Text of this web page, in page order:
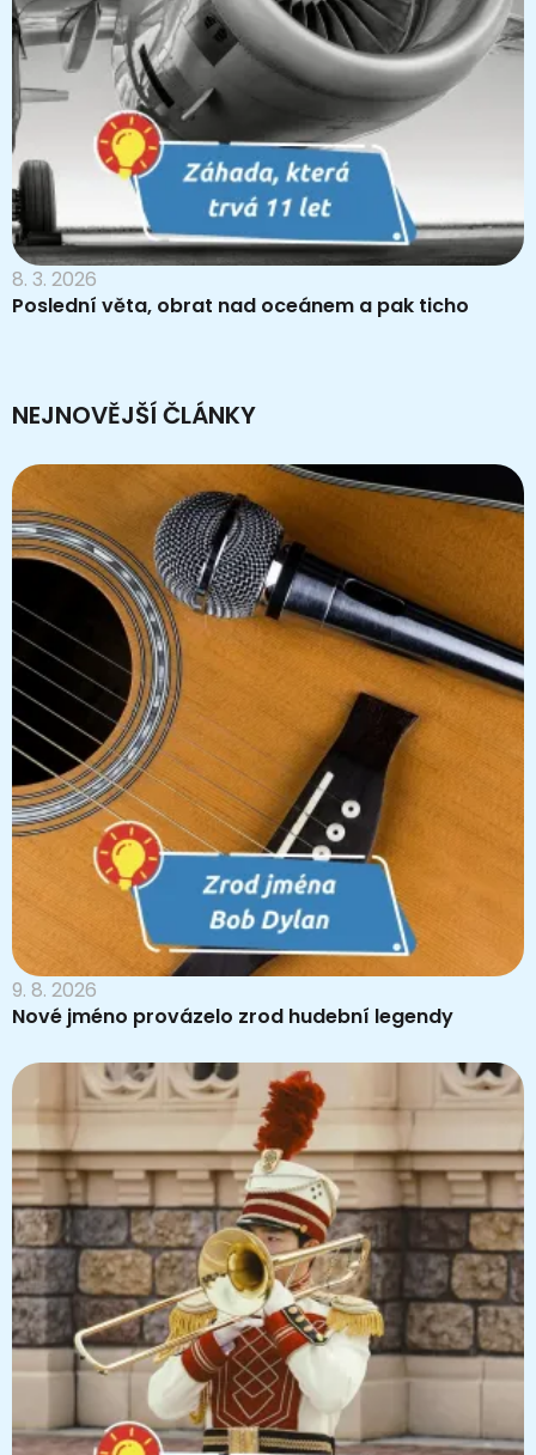
8. 3. 2026
Poslední věta, obrat nad oceánem a pak ticho
NEJNOVĚJŠÍ ČLÁNKY
9. 8. 2026
Nové jméno provázelo zrod hudební legendy